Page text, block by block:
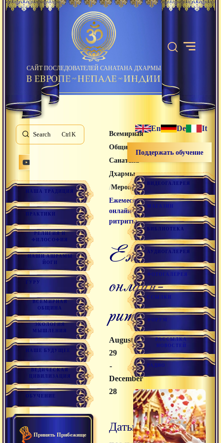
САЙТ ПОСЛЕДОВАТЕЛЕЙ САНАТАНА ДХАРМЫ
Search K
НАША ТРАДИЦИЯ
ПРАКТИКИ
РЕЛИГИЯ И
ФИЛОСОФИЯ
НАШИ АШРАМЫ
ЙОГИ
ГУРУ
ВСЕМИРНАЯ
ОБЩИНА
ЭКОЛОГИЯ
МЫШЛЕНИЯ
НАШЕ БУДУЩЕЕ
ВЕДИЧЕСКАЯ
ЦИВИЛИЗАЦИЯ
ОБУЧЕНИЕ
Принять Прибежище
Всемирная
Община
Санатана
Дхармы
/Мероприятия/
Ежемесячные
онлайн-
ритриты
Ежемесячные
онлайн-
ритриты
August
29
-
December
28
Даты и
En De It
Поддержать обучение
ВИДЕОГАЛЕРЕЯ
МАГАЗИН
БИБЛИОТЕКА
АУДИОГАЛЕРЕЯ
ФОТОГАЛЕРЕЯ
ССЫЛКИ
ФОРУМ
РАССЫЛКА
НОВОСТЕЙ
РАДИО